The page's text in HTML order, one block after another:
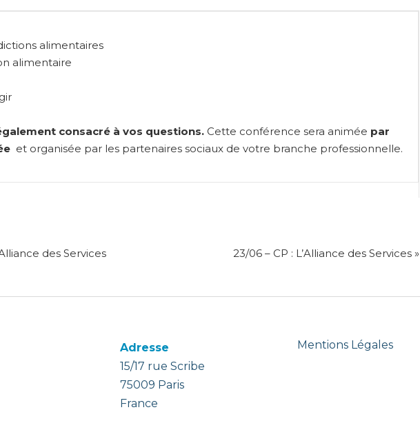
alimentaires
alimentaire
consacré à vos questions. Cette conférence sera animée par
et organisée par les partenaires sociaux de votre branche professionnelle.
23/06 – CP : L’Alliance des Services »
des Services
Adresse
15/17 rue Scribe
75009 Paris
France
Mentions Légales